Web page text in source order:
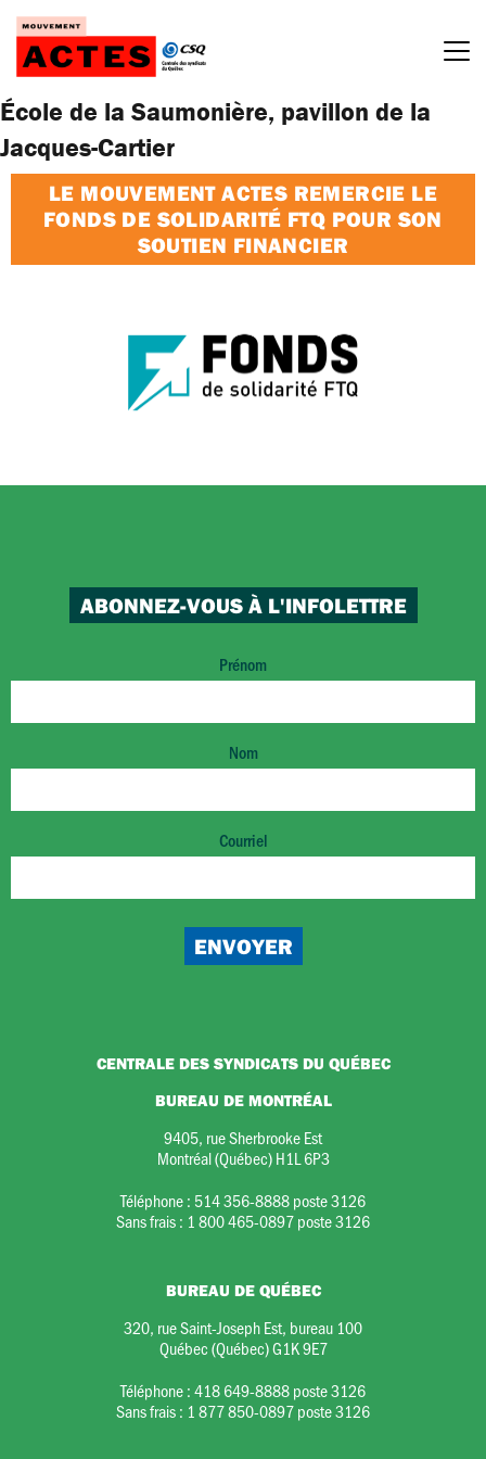
Passer
contenu
École de la Saumonière, pavillon de la
Jacques-Cartier
LE MOUVEMENT ACTES REMERCIE LE
FONDS DE SOLIDARITÉ FTQ POUR SON
SOUTIEN FINANCIER
ABONNEZ-VOUS À L'INFOLETTRE
Prénom
Nom
Courriel
CENTRALE DES SYNDICATS DU QUÉBEC
BUREAU DE MONTRÉAL
9405, rue Sherbrooke Est
Montréal (Québec) H1L 6P3
Téléphone : 514 356-8888 poste 3126
Sans frais : 1 800 465-0897 poste 3126
BUREAU DE QUÉBEC
320, rue Saint-Joseph Est, bureau 100
Québec (Québec) G1K 9E7
Téléphone :418 649-8888 poste 3126
Sans frais : 1 877 850-0897 poste 3126